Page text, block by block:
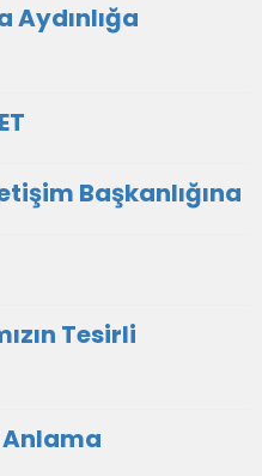
Aydınlığa
Başkanlığına
Tesirli
Anlama